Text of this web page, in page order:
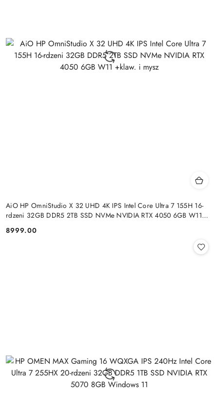
AiO HP OmniStudio X 32 UHD 4K IPS Intel Core Ultra 7 155H 16-
rdzeni 32GB DDR5 2TB SSD NVMe NVIDIA RTX 4050 6GB W11
Cena:
8999.00